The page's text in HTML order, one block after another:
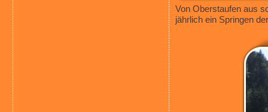
Von Oberstaufen aus
jährlich ein Springen